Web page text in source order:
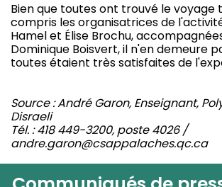
Bien que toutes ont trouvé le voyage
compris les organisatrices de
Hamel et Élise Brochu,
Dominique Boisvert, il n'en demeure
toutes étaient très satisfaites de
Source : André Garon, Enseignant,
Disraeli
Tél. : 418 449-3200, poste 4026 /
andre.garon@csappalaches.qc.ca